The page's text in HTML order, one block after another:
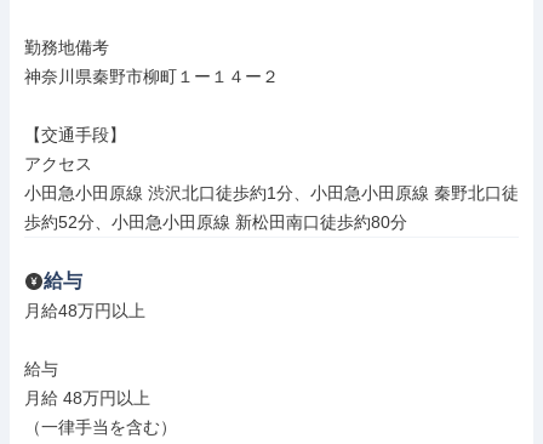
勤務地備考
神奈川県秦野市柳町１ー１４ー２
【交通手段】
アクセス
小田急小田原線 渋沢北口徒歩約1分、小田急小田原線 秦野北口徒
歩約52分、小田急小田原線 新松田南口徒歩約80分
給与
月給48万円以上
給与
月給 48万円以上
（一律手当を含む）